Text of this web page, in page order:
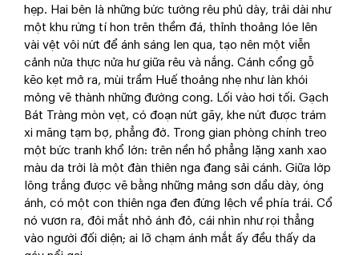
hẹp. Hai bên là những bức tường rêu phủ dày, trải dài như
một khu rừng tí hon trên thềm đá, thỉnh thoảng lóe lên
vài vệt vôi nứt để ánh sáng len qua, tạo nên một viễn
cảnh nửa thực nửa hư giữa rêu và nắng. Cánh cổng gỗ
kẽo kẹt mở ra, mùi trầm Huế thoảng nhẹ như làn khói
mỏng vẽ thành những đường cong. Lối vào hơi tối. Gạch
Bát Tràng mòn vẹt, có đoạn nứt gãy, khe nứt được trám
xi măng tạm bợ, phẳng đờ. Trong gian phòng chính treo
một bức tranh khổ lớn: trên nền hồ phẳng lặng xanh xao
màu da trời là một đàn thiên nga đang sải cánh. Giữa lớp
lông trắng được vẽ bằng những mảng sơn dầu dày, óng
ánh, có một con thiên nga đen đứng lệch về phía trái. Cổ
nó vươn ra, đôi mắt nhỏ ánh đỏ, cái nhìn như rọi thẳng
vào người đối diện; ai lỡ chạm ánh mắt ấy đều thấy da